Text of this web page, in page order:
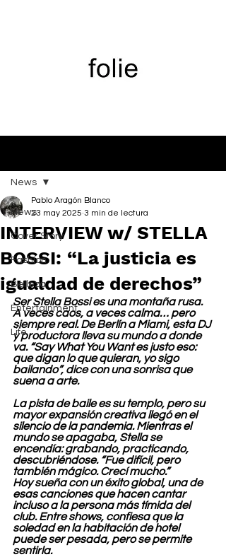
News
Cover Story
Fashion
Belleza
Entertainment
Life
News
INTERVIEW w/ STELLA
BOSSI: “La justicia es
igualdad de derechos”
Pablo Aragón Blanco
23 may 2025 3 min de lectura
Ser Stella Bossi es una montaña rusa.
A veces caos, a veces calma… pero
siempre real. De Berlín a Miami, esta DJ
y productora lleva su mundo a donde
va. “Say What You Want es justo eso:
que digan lo que quieran, yo sigo
bailando”, dice con una sonrisa que
suena a arte.
La pista de baile es su templo, pero su
mayor expansión creativa llegó en el
silencio de la pandemia. Mientras el
mundo se apagaba, Stella se
encendía: grabando, practicando,
descubriéndose. “Fue difícil, pero
también mágico. Crecí mucho.”
Hoy sueña con un éxito global, una de
esas canciones que hacen cantar
incluso a la persona más tímida del
club. Entre shows, confiesa que la
soledad en la habitación de hotel
puede ser pesada, pero se permite
sentirla.